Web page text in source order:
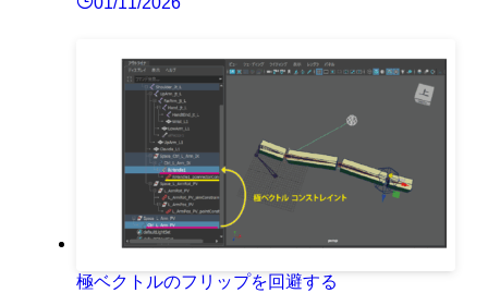
極ベクトルのフリップを回避する